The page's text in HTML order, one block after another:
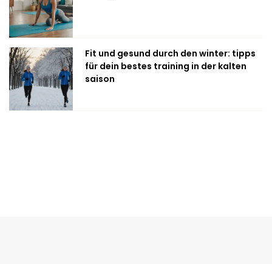
Fit und gesund durch den winter: tipps
für dein bestes training in der kalten
saison